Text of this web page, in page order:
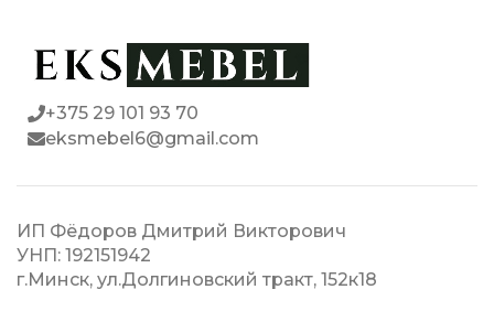
+375 29 101 93 70
eksmebel6@gmail.com
ИП Фёдоров Дмитрий Викторович
УНП: 192151942
г.Минск, ул.Долгиновский тракт, 152к18